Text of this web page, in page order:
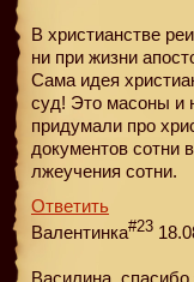
В христианстве
ни при жизни
Сама идея
суд! Это масоны и
придумали про
документов сотни
лжеучения сотни.
Ответить
Валентинка#23
Василина,